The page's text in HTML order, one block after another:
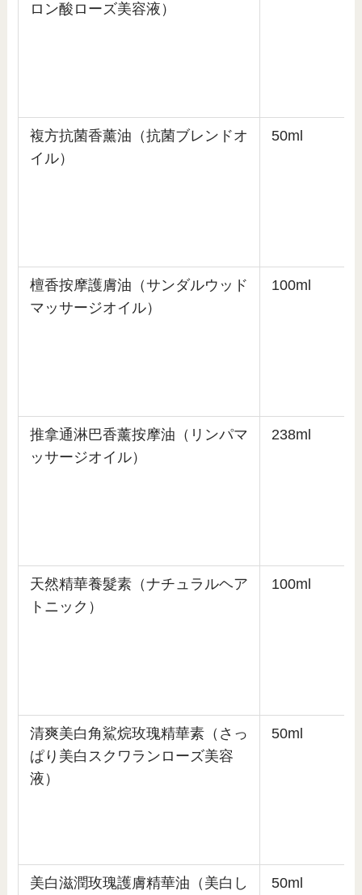
ロン酸ローズ美容液）
複方抗菌香薰油（抗菌ブレンドオ
イル）
50ml
檀香按摩護膚油（サンダルウッド
マッサージオイル）
100ml
推拿通淋巴香薰按摩油（リンパマ
ッサージオイル）
238ml
天然精華養髮素（ナチュラルヘア
トニック）
100ml
清爽美白角鯊烷玫瑰精華素（さっ
ぱり美白スクワランローズ美容
液）
50ml
美白滋潤玫瑰護膚精華油（美白し 50ml